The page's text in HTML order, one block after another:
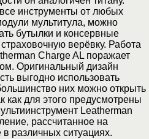
инструменты от любых
мультитула, можно
бутылки и консервные
верёвку. Работа
Charge AL поражает
Оригинальный дизайн
выгодно использовать
них можно открыть
как для этого предусмотрены
Leatherman
рассчитанное на
различных ситуациях.